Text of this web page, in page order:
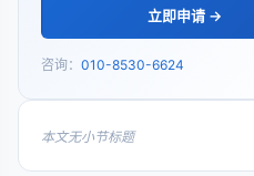
立即申请 →
咨询： 010-8530-6624
本文无小节标题